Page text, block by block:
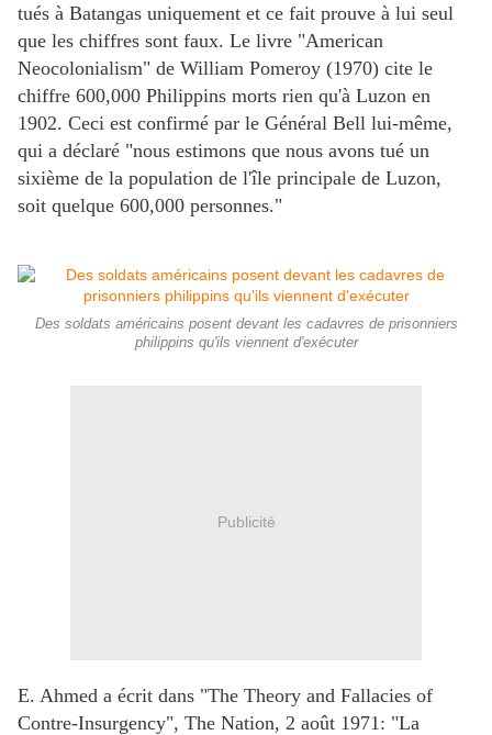
tués à Batangas uniquement et ce fait prouve à lui seul
que les chiffres sont faux. Le livre "American
Neocolonialism" de William Pomeroy (1970) cite le
chiffre 600,000 Philippins morts rien qu'à Luzon en
1902. Ceci est confirmé par le Général Bell lui-même,
qui a déclaré "nous estimons que nous avons tué un
sixième de la population de l'île principale de Luzon,
soit quelque 600,000 personnes."
Des soldats américains posent devant les cadavres de prisonniers
philippins qu'ils viennent d'exécuter
Publicité
E. Ahmed a écrit dans "The Theory and Fallacies of
Contre-Insurgency", The Nation, 2 août 1971: "La